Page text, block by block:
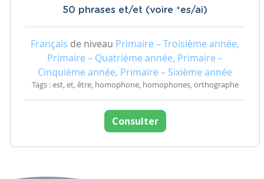
50 phrases et/et (voire *es/ai)
Français de niveau Primaire – Troisième année,
Primaire – Quatrième année, Primaire –
Cinquième année, Primaire – Sixième année
Tags : est, et, être, homophone, homophones, orthographe
Consulter